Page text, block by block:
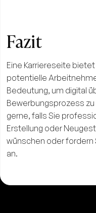
Fazit
Eine Karriereseite
potentielle
Bedeutung, um digital
Bewerbungsprozess
gerne, falls Sie
Erstellung oder
wünschen oder
an.